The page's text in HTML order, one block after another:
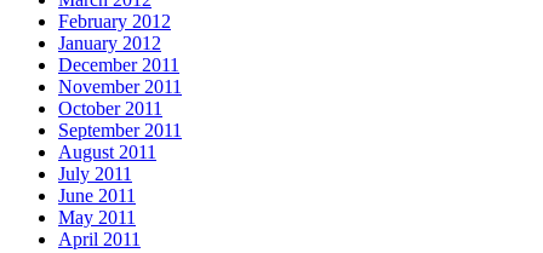
February 2012
January 2012
December 2011
November 2011
October 2011
September 2011
August 2011
July 2011
June 2011
May 2011
April 2011